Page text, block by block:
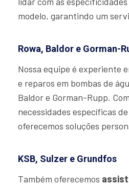
modelo, garantindo um
Rowa, Baldor e Gorman-
Nossa equipe é experiente
e reparos em bombas de
Baldor e Gorman-Rupp.
necessidades específicas
oferecemos soluções
KSB, Sulzer e Grundfos
Também oferecemos